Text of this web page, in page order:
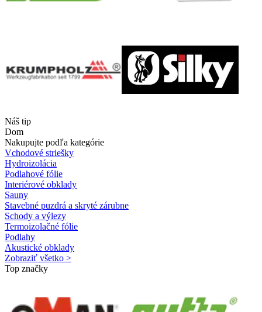
Náš tip
Dom
Nakupujte podľa kategórie
Vchodové striešky
Hydroizolácia
Podlahové fólie
Interiérové obklady
Sauny
Stavebné puzdrá a skryté zárubne
Schody a výlezy
Termoizolačné fólie
Podlahy
Akustické obklady
Zobraziť všetko >
Top značky